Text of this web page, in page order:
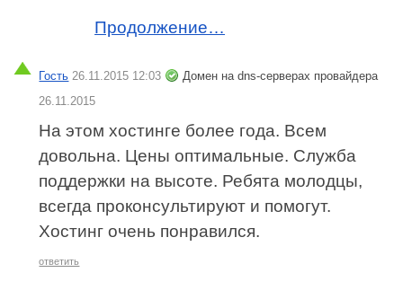
Продолжение…
Гость 26.11.2015 12:03
Домен на dns-серверах провайдера
26.11.2015
На этом хостинге более года. Всем
довольна. Цены оптимальные. Служба
поддержки на высоте. Ребята молодцы,
всегда проконсультируют и помогут.
Хостинг очень понравился.
ответить